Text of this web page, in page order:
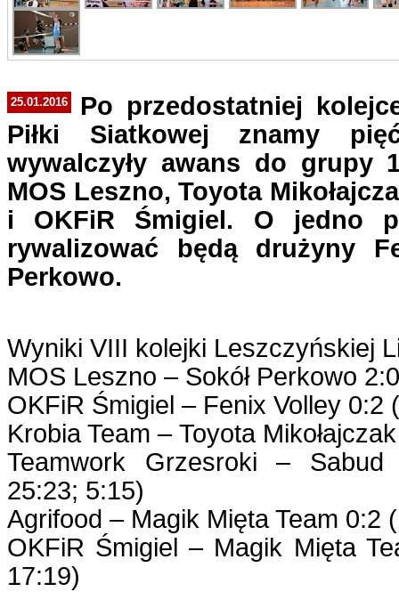
25.01.2016
Po przedostatniej
Piłki Siatkowej znamy
wywalczyły awans do grupy
MOS Leszno, Toyota
i OKFiR Śmigiel. O jedno
rywalizować będą drużyny
Perkowo.
Wyniki VIII kolejki Leszczyńskiej
MOS Leszno – Sokół Perkowo
OKFiR Śmigiel – Fenix Volley 0:2
Krobia Team – Toyota
Teamwork Grzesroki –
25:23; 5:15)
Agrifood – Magik Mięta Team 0:2
OKFiR Śmigiel – Magik Mięta
17:19)